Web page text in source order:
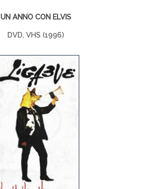
UN ANNO CON ELVIS
DVD, VHS (1996)